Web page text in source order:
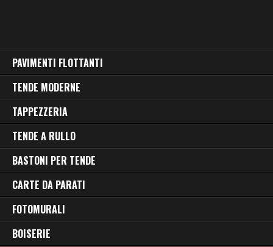
PAVIMENTI FLOTTANTI
TENDE MODERNE
TAPPEZZERIA
TENDE A RULLO
BASTONI PER TENDE
CARTE DA PARATI
FOTOMURALI
BOISERIE